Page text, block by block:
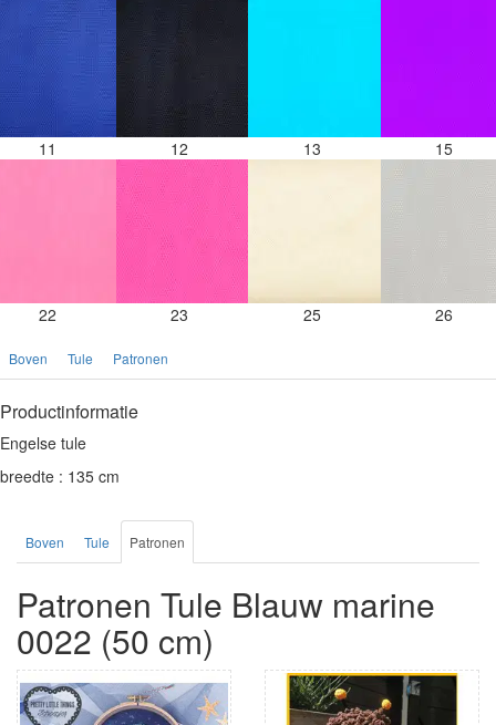
11 12 13 15
22 23 25 26
Boven Tule Patronen
Productinformatie
Engelse tule
breedte : 135 cm
Boven Tule Patronen
Patronen Tule Blauw marine
0022 (50 cm)